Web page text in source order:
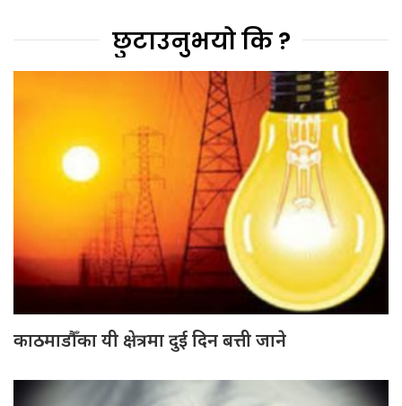
छुटाउनुभयो कि ?
काठमाडौँका यी क्षेत्रमा दुई दिन बत्ती जाने